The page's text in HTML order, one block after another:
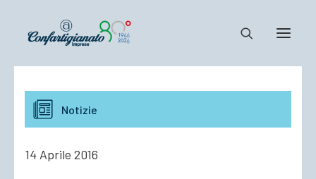
Notizie e Documenti
Confartigianato
Notizie
14 Aprile 2016